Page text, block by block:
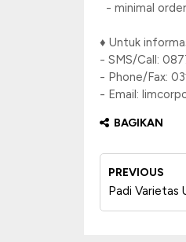
- minimal
♦ Untuk
- SMS/Call:
- Phone/Fax:
- Email:
BAGIKAN
PREVIOUS
Padi Varietas